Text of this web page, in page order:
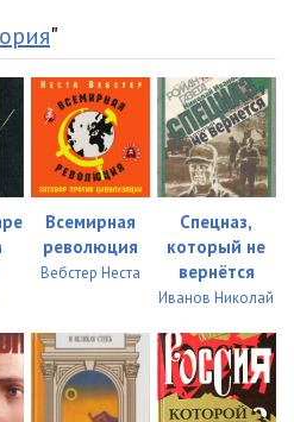
"
Всемирная
революция
Вебстер Неста
Спецназ,
который не
вернётся
Иванов Николай